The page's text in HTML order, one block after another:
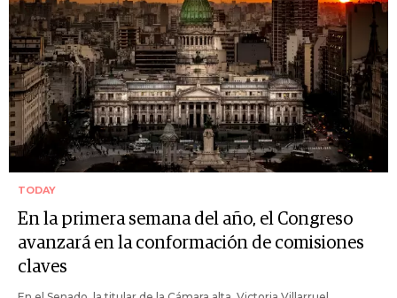
TODAY
En la primera semana del año, el Congreso
avanzará en la conformación de comisiones
claves